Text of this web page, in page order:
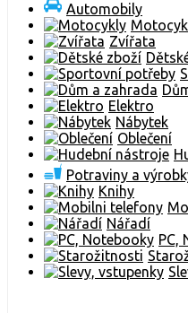
Automobily
Zvířata
Elektro
Nábytek
Oblečení
Potraviny a
Knihy
Nářadí
PC,